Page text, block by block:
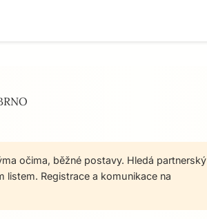
očima, běžné postavy. Hledá partnerský
listem. Registrace a komunikace na